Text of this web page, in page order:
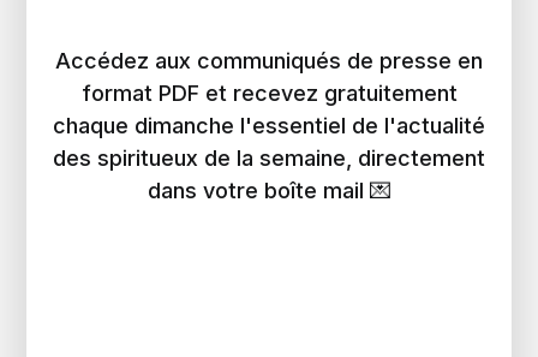
Accédez aux communiqués de presse en
format PDF et recevez gratuitement
chaque dimanche l'essentiel de l'actualité
des spiritueux de la semaine, directement
dans votre boîte mail 💌